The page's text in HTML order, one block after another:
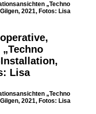
„Techno
2021, Fotos: Lisa
„Techno
2021, Fotos: Lisa